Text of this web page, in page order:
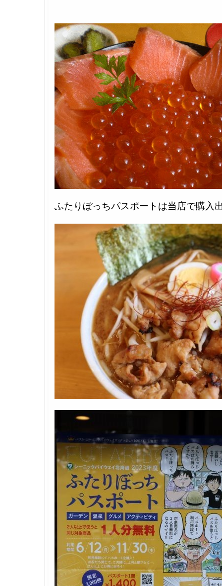
ふたりぼっちパスポートは当店で購入